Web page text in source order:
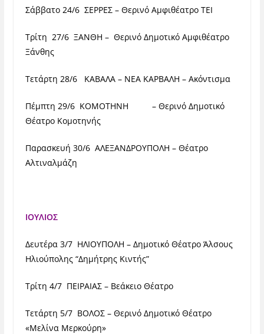
Σάββατο 24/6 ΣΕΡΡΕΣ – Θερινό Αμφιθέατρο ΤΕΙ
Τρίτη 27/6 ΞΑΝΘΗ – Θερινό Δημοτικό Αμφιθέατρο
Ξάνθης
Τετάρτη 28/6 ΚΑΒΑΛΑ – ΝΕΑ ΚΑΡΒΑΛΗ – Ακόντισμα
Πέμπτη 29/6 ΚΟΜΟΤΗΝΗ – Θερινό Δημοτικό
Θέατρο Κομοτηνής
Παρασκευή 30/6 ΑΛΕΞΑΝΔΡΟΥΠΟΛΗ – Θέατρο
Αλτιναλμάζη
ΙΟΥΛΙΟΣ
Δευτέρα 3/7 ΗΛΙΟΥΠΟΛΗ – Δημοτικό Θέατρο Άλσους
Ηλιούπολης “Δημήτρης Κιντής”
Τρίτη 4/7 ΠΕΙΡΑΙΑΣ – Βεάκειο Θέατρο
Τετάρτη 5/7 ΒΟΛΟΣ – Θερινό Δημοτικό Θέατρο
«Μελίνα Μερκούρη»